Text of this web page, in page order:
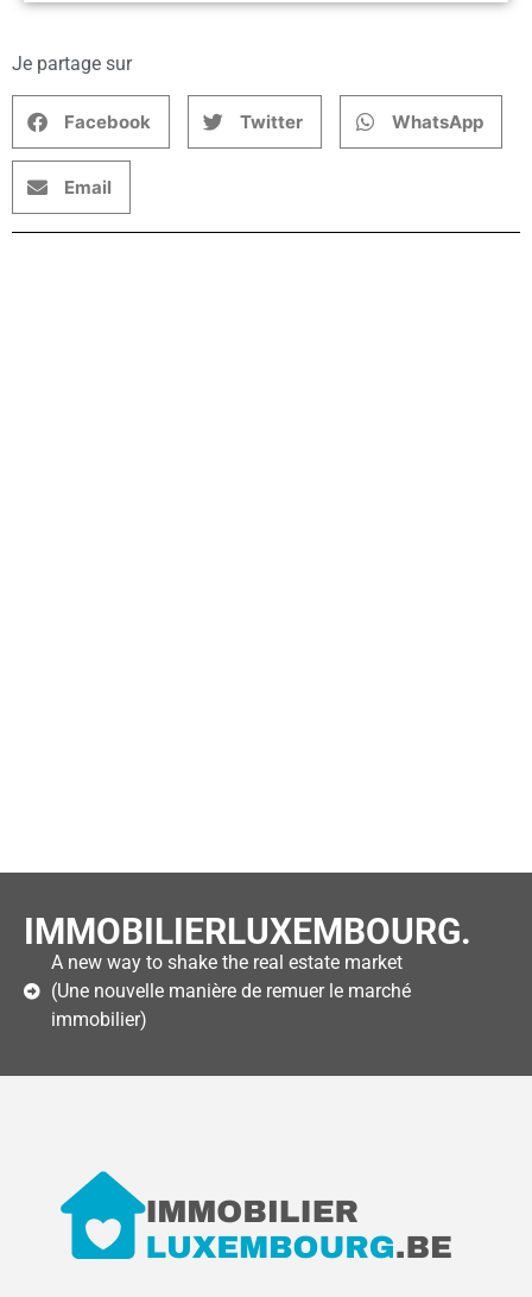
Je partage sur
Facebook Twitter WhatsApp
Email
IMMOBILIERLUXEMBOURG.
A new way to shake the real estate market
(Une nouvelle manière de remuer le marché
immobilier)